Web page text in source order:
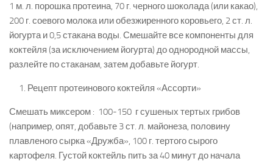
1 м. л. порошка протеина, 70 г. черного шоколада (или какао),
200 г. соевого молока или обезжиренного коровьего, 2 ст. л.
йогурта и 0,5 стакана воды. Смешайте все компоненты для
коктейля (за исключением йогурта) до однородной массы,
разлейте по стаканам, затем добавьте йогурт.
Рецепт протеинового коктейля «Ассорти»
Смешать миксером : 100-150 г сушеных тертых грибов
(например, опят, добавьте 3 ст. л. майонеза, половину
плавленого сырка «Дружба», 100 г. тертого сырого
картофеля. Густой коктейль пить за 40 минут до начала